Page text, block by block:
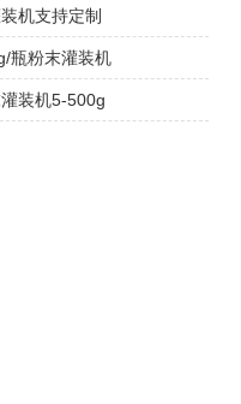
机支持定制
瓶粉末灌装机
装机5-500g